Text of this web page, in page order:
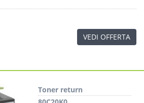
VEDI OFFERTA
Toner return